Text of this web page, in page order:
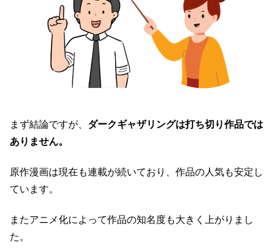
まず結論ですが、 ダークギャザリングは打ち切り作品では
ありません。
原作漫画は現在も連載が続いており、作品の人気も安定し
ています。
またアニメ化によって作品の知名度も大きく上がりまし
た。